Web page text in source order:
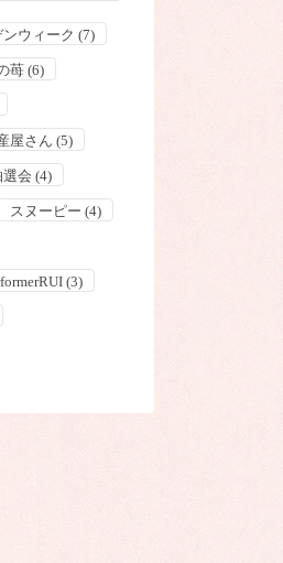
ウィーク (7)
苺 (6)
屋さん (5)
選会 (4)
スヌーピー (4)
(3)